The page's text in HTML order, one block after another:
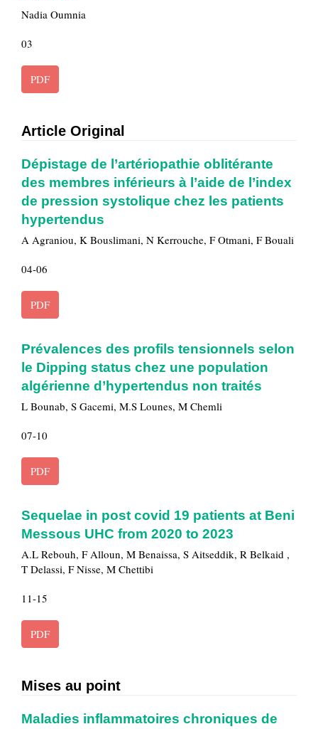
Nadia Oumnia
03
PDF
Article Original
Dépistage de l’artériopathie oblitérante
des membres inférieurs à l’aide de l’index
de pression systolique chez les patients
hypertendus
A Agraniou, K Bouslimani, N Kerrouche, F Otmani, F Bouali
04-06
PDF
Prévalences des profils tensionnels selon
le Dipping status chez une population
algérienne d’hypertendus non traités
L Bounab, S Gacemi, M.S Lounes, M Chemli
07-10
PDF
Sequelae in post covid 19 patients at Beni
Messous UHC from 2020 to 2023
A.L Rebouh, F Alloun, M Benaissa, S Aitseddik, R Belkaid ,
T Delassi, F Nisse, M Chettibi
11-15
PDF
Mises au point
Maladies inflammatoires chroniques de